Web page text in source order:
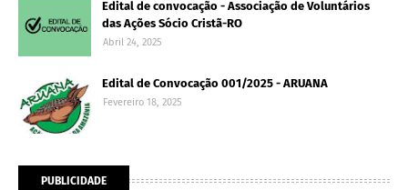
Edital de convocação - Associação de Voluntários
das Ações Sócio Cristã-RO
Abril 24, 2025
Edital de Convocação 001/2025 - ARUANA
Fevereiro 18, 2025
PUBLICIDADE